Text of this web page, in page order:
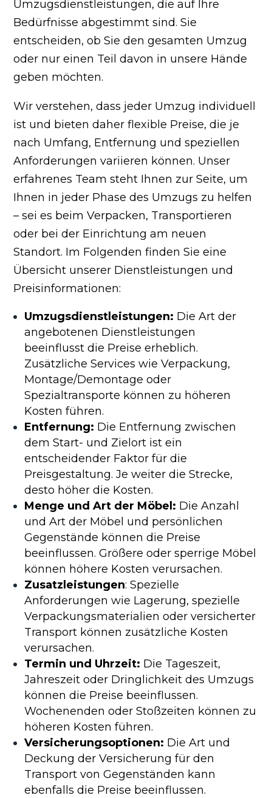
Umzugsdienstleistungen, die auf Ihre
Bedürfnisse abgestimmt sind. Sie
entscheiden, ob Sie den gesamten Umzug
oder nur einen Teil davon in unsere Hände
geben möchten.
Wir verstehen, dass jeder Umzug individuell
ist und bieten daher flexible Preise, die je
nach Umfang, Entfernung und speziellen
Anforderungen variieren können. Unser
erfahrenes Team steht Ihnen zur Seite, um
Ihnen in jeder Phase des Umzugs zu helfen
– sei es beim Verpacken, Transportieren
oder bei der Einrichtung am neuen
Standort. Im Folgenden finden Sie eine
Übersicht unserer Dienstleistungen und
Preisinformationen:
Umzugsdienstleistungen: Die Art der
angebotenen Dienstleistungen
beeinflusst die Preise erheblich.
Zusätzliche Services wie Verpackung,
Montage/Demontage oder
Spezialtransporte können zu höheren
Kosten führen.
Entfernung: Die Entfernung zwischen
dem Start- und Zielort ist ein
entscheidender Faktor für die
Preisgestaltung. Je weiter die Strecke,
desto höher die Kosten.
Menge und Art der Möbel: Die Anzahl
und Art der Möbel und persönlichen
Gegenstände können die Preise
beeinflussen. Größere oder sperrige Möbel
können höhere Kosten verursachen.
Zusatzleistungen: Spezielle
Anforderungen wie Lagerung, spezielle
Verpackungsmaterialien oder versicherter
Transport können zusätzliche Kosten
verursachen.
Termin und Uhrzeit: Die Tageszeit,
Jahreszeit oder Dringlichkeit des Umzugs
können die Preise beeinflussen.
Wochenenden oder Stoßzeiten können zu
höheren Kosten führen.
Versicherungsoptionen: Die Art und
Deckung der Versicherung für den
Transport von Gegenständen kann
ebenfalls die Preise beeinflussen.